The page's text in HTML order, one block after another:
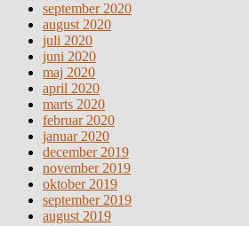
september 2020
august 2020
juli 2020
juni 2020
maj 2020
april 2020
marts 2020
februar 2020
januar 2020
december 2019
november 2019
oktober 2019
september 2019
august 2019